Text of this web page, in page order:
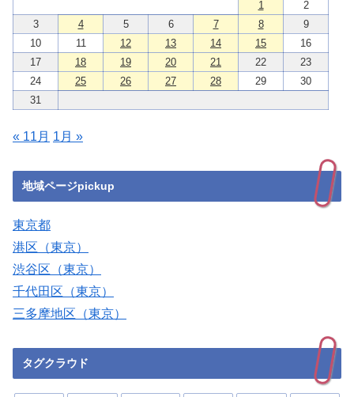
1
2
3
4 5 6 7 8
9
10
11 12 13 14 15
16
17
18 19 20 21 22
23
24
25 26 27 28 29
30
31
« 11月 1月 »
地域ページpickup
東京都
港区（東京）
渋谷区（東京）
千代田区（東京）
三多摩地区（東京）
タグクラウド